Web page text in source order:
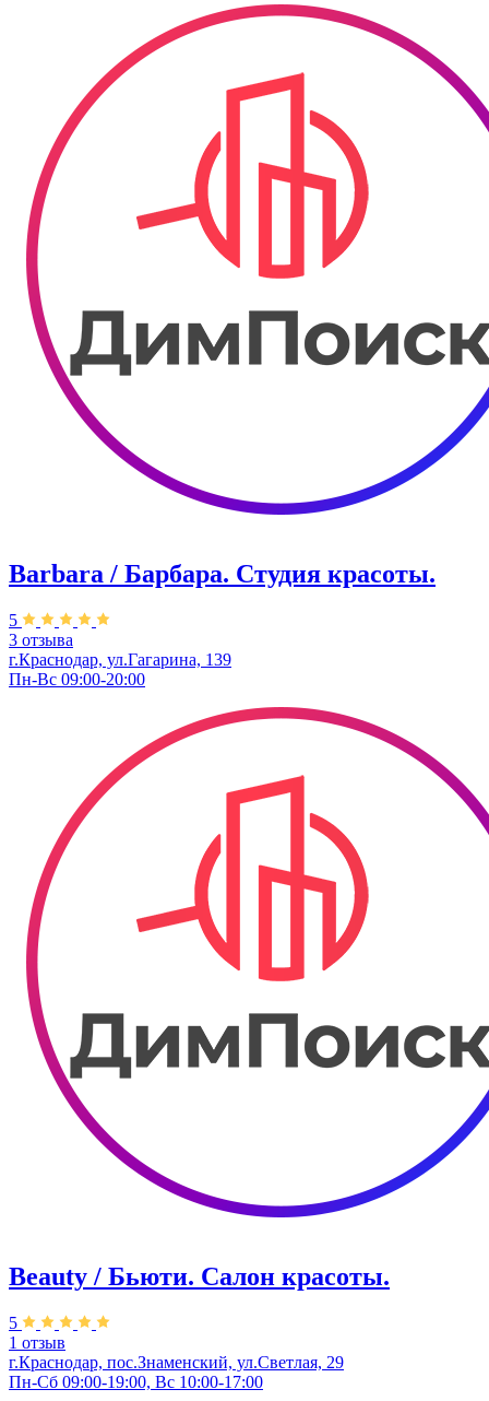
Barbara / Барбара. Студия красоты.
5
3 отзыва
г.Краснодар, ул.Гагарина, 139
Пн-Вс 09:00-20:00
Beauty / Бьюти. Салон красоты.
5
1 отзыв
г.Краснодар, пос.Знаменский, ул.Светлая, 29
Пн-Сб 09:00-19:00, Вс 10:00-17:00